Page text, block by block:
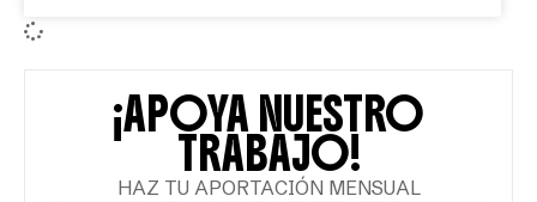
¡APOYA NUESTRO
TRABAJO!
HAZ TU APORTACIÓN MENSUAL